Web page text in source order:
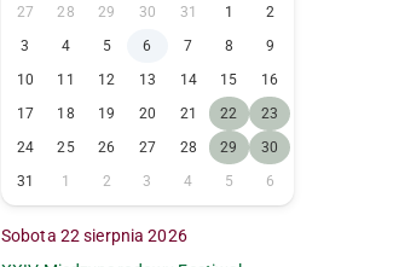
27 28 29 30 31 1
2
3
4 5 6 7 8
9
10
11 12 13 14 15
16
17
18 19 20 21 22
23
24
25 26 27 28 29
30
31
1 2 3 4 5 6
Sobota 22 sierpnia 2026